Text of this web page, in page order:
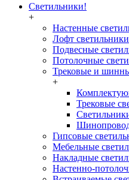
Светильники!
+
Настенные
Лофт светильники
Подвесные
Потолочные
Трековые и
+
Трековые
Гипсовые
Мебельные
Накладные
Настенно-